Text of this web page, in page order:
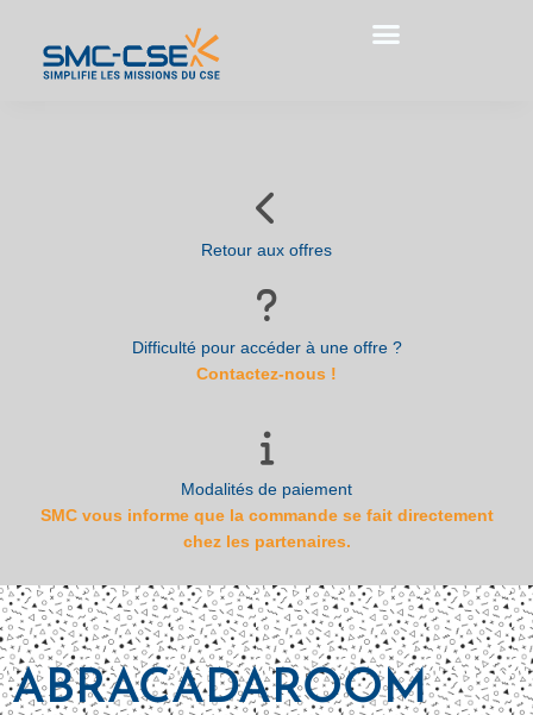
contenu
Retour aux offres
Difficulté pour accéder à une offre ?
Contactez-nous !
Modalités de paiement
SMC vous informe que la commande se fait directement
chez les partenaires.
ABRACADAROOM